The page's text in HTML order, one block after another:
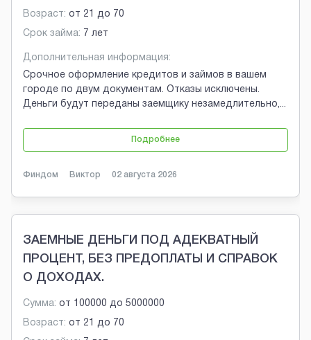
Возраст: от 21 до 70
Срок займа: 7 лет
Дополнительная информация:
Срочное оформление кредитов и займов в вашем
городе по двум документам. Отказы исключены.
Деньги будут переданы заемщику незамедлительно,...
Подробнее
Финдом Виктор 02 августа 2026
ЗАЕМНЫЕ ДЕНЬГИ ПОД АДЕКВАТНЫЙ
ПРОЦЕНТ, БЕЗ ПРЕДОПЛАТЫ И СПРАВОК
О ДОХОДАХ.
Сумма: от 100000 до 5000000
Возраст: от 21 до 70